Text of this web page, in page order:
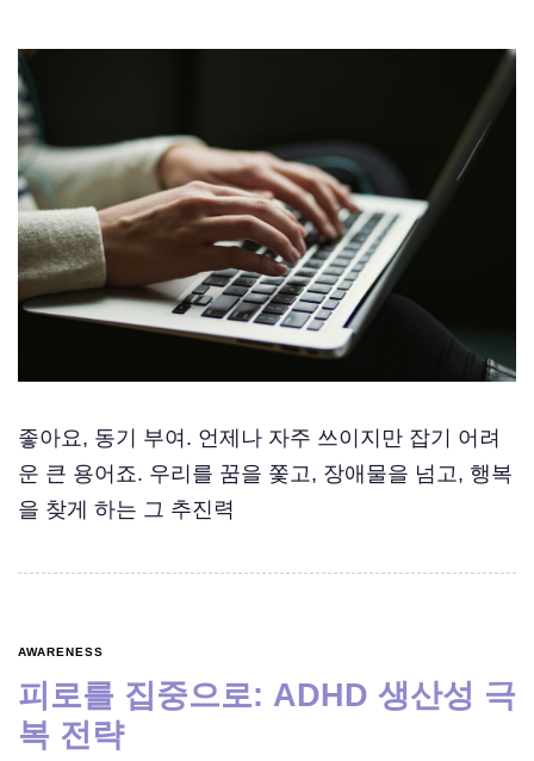
좋아요, 동기 부여. 언제나 자주 쓰이지만 잡기 어려
운 큰 용어죠. 우리를 꿈을 쫓고, 장애물을 넘고, 행복
을 찾게 하는 그 추진력
AWARENESS
피로를 집중으로: ADHD 생산성 극
복 전략